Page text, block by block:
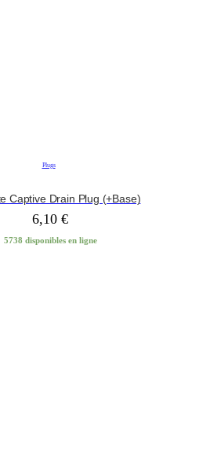
Plugs
Captive Drain Plug (+Base)
6,10 €
5738 disponibles en ligne